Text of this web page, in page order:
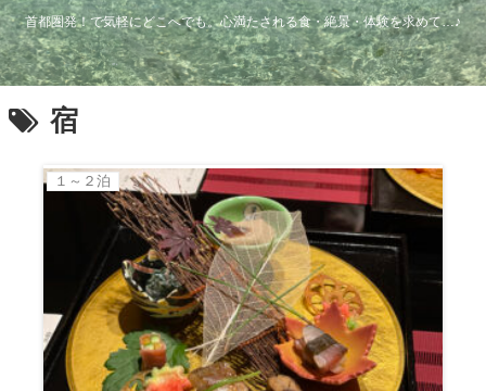
首都圏発！で気軽にどこへでも。心満たされる食・絶景・体験を求めて…♪
宿
１～２泊